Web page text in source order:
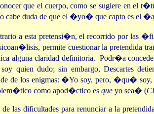
que el cuerpo, como se sugiere en el
cabe duda de que el �yo� que capto es
a esta pretensi�n, el recorrido por las
permite cuestionar la pretendida
alguna claridad definitoria. Podr�a
quien dudo; sin embargo, Descartes
de los enigmas: �Yo soy, pero, �qu�
como apod�ctico es que yo sea� (CI
de las dificultades para renunciar a la